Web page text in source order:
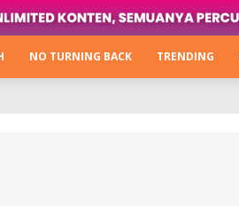
Hijabista
Next Level
NO TURNING BACK TRENDING